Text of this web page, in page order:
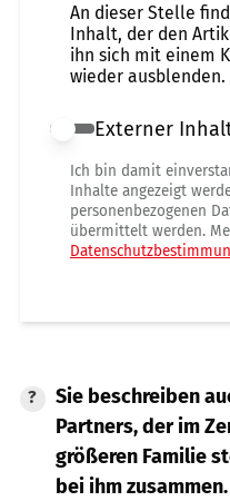
An dieser Stelle
Inhalt, der den
ihn sich mit einem
wieder ausblenden.
Externer Inhalt
Externer
Ich bin damit
Inhalte angezeigt
personenbezogenen
übermittelt werden.
Sie beschreiben
Partners, der im
größeren Familie
bei ihm